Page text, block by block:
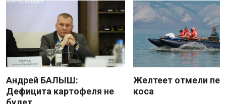
Андрей БАЛЫШ:
Дефицита картофеля не
Желтеет отмели
коса